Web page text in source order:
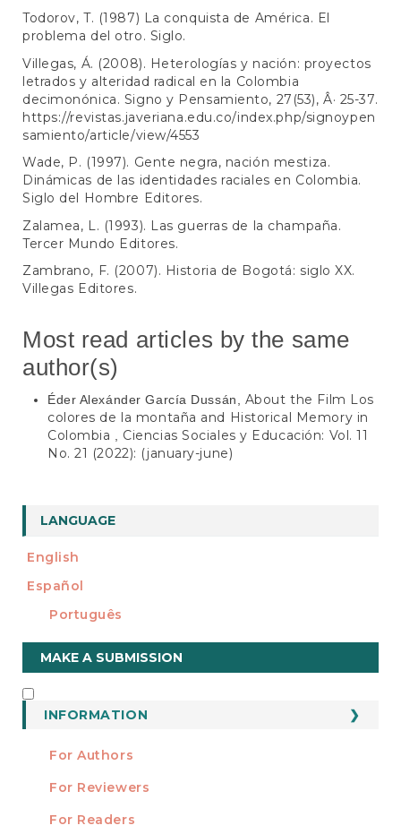
Todorov, T. (1987) La conquista de América. El
problema del otro. Siglo.
Villegas, Á. (2008). Heterologías y nación: proyectos
letrados y alteridad radical en la Colombia
decimonónica. Signo y Pensamiento, 27(53), Â· 25-37.
https://revistas.javeriana.edu.co/index.php/signoypen
samiento/article/view/4553
Wade, P. (1997). Gente negra, nación mestiza.
Dinámicas de las identidades raciales en Colombia.
Siglo del Hombre Editores.
Zalamea, L. (1993). Las guerras de la champaña.
Tercer Mundo Editores.
Zambrano, F. (2007). Historia de Bogotá: siglo XX.
Villegas Editores.
Most read articles by the same
author(s)
Éder Alexánder García Dussán, About the Film Los
colores de la montaña and Historical Memory in
Colombia
Ciencias Sociales y Educación: Vol. 11
No. 21 (2022): (january-june)
LANGUAGE
English
Español
Português
Make
a
Submission
MAKE A SUBMISSION
INFORMATION
For Authors
For Reviewers
For Readers